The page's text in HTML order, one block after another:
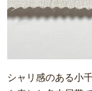
シャリ感のある小